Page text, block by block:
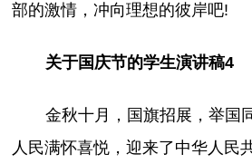
部的激情，冲向理想的彼岸吧!
关于国庆节的学生演讲稿4
金秋十月，国旗招展，举国
人民满怀喜悦，迎来了中华人民